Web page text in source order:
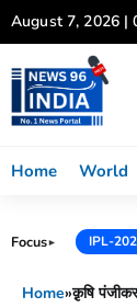
Skip
to
content
August 7, 2026 |
Home World
Focus► IPL-
Home»क़ृषि